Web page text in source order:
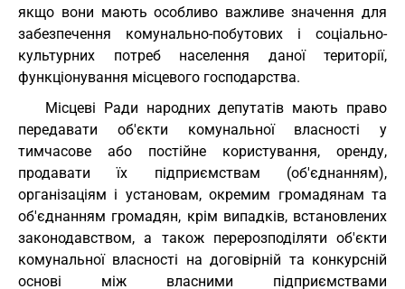
якщо вони мають особливо важливе значення для
забезпечення комунально-побутових і соціально-
культурних потреб населення даної території,
функціонування місцевого господарства.
Місцеві Ради народних депутатів мають право
передавати об'єкти комунальної власності у
тимчасове або постійне користування, оренду,
продавати їх підприємствам (об'єднанням),
організаціям і установам, окремим громадянам та
об'єднанням громадян, крім випадків, встановлених
законодавством, а також перерозподіляти об'єкти
комунальної власності на договірній та конкурсній
основі між власними підприємствами